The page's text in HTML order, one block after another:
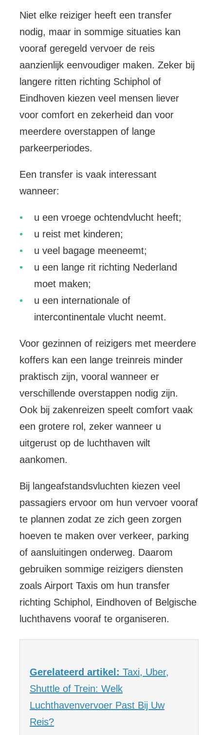
Niet elke reiziger heeft een transfer
nodig, maar in sommige situaties kan
vooraf geregeld vervoer de reis
aanzienlijk eenvoudiger maken. Zeker bij
langere ritten richting Schiphol of
Eindhoven kiezen veel mensen liever
voor comfort en zekerheid dan voor
meerdere overstappen of lange
parkeerperiodes.
Een transfer is vaak interessant
wanneer:
u een vroege ochtendvlucht heeft;
u reist met kinderen;
u veel bagage meeneemt;
u een lange rit richting Nederland
moet maken;
u een internationale of
intercontinentale vlucht neemt.
Voor gezinnen of reizigers met meerdere
koffers kan een lange treinreis minder
praktisch zijn, vooral wanneer er
verschillende overstappen nodig zijn.
Ook bij zakenreizen speelt comfort vaak
een grotere rol, zeker wanneer u
uitgerust op de luchthaven wilt
aankomen.
Bij langeafstandsvluchten kiezen veel
passagiers ervoor om hun vervoer vooraf
te plannen zodat ze zich geen zorgen
hoeven te maken over verkeer, parking
of aansluitingen onderweg. Daarom
gebruiken sommige reizigers diensten
zoals Airport Taxis om hun transfer
richting Schiphol, Eindhoven of Belgische
luchthavens vooraf te organiseren.
Gerelateerd artikel: Taxi, Uber,
Shuttle of Trein: Welk
Luchthavenvervoer Past Bij Uw
Reis?